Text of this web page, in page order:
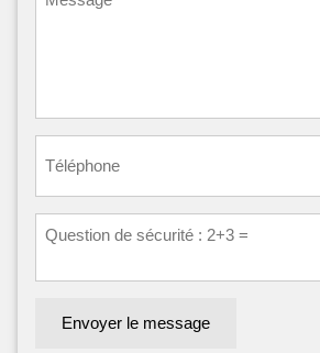
Envoyer le message